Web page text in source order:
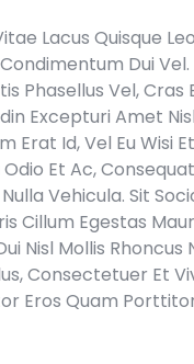
Lacus Quisque
Dui
Vel,
Excepturi Amet
Erat Id, Vel Eu
Odio Et Ac,
Vehicula. Sit
Cillum Egestas
Nisl Mollis
Consectetuer Et
Eros Quam